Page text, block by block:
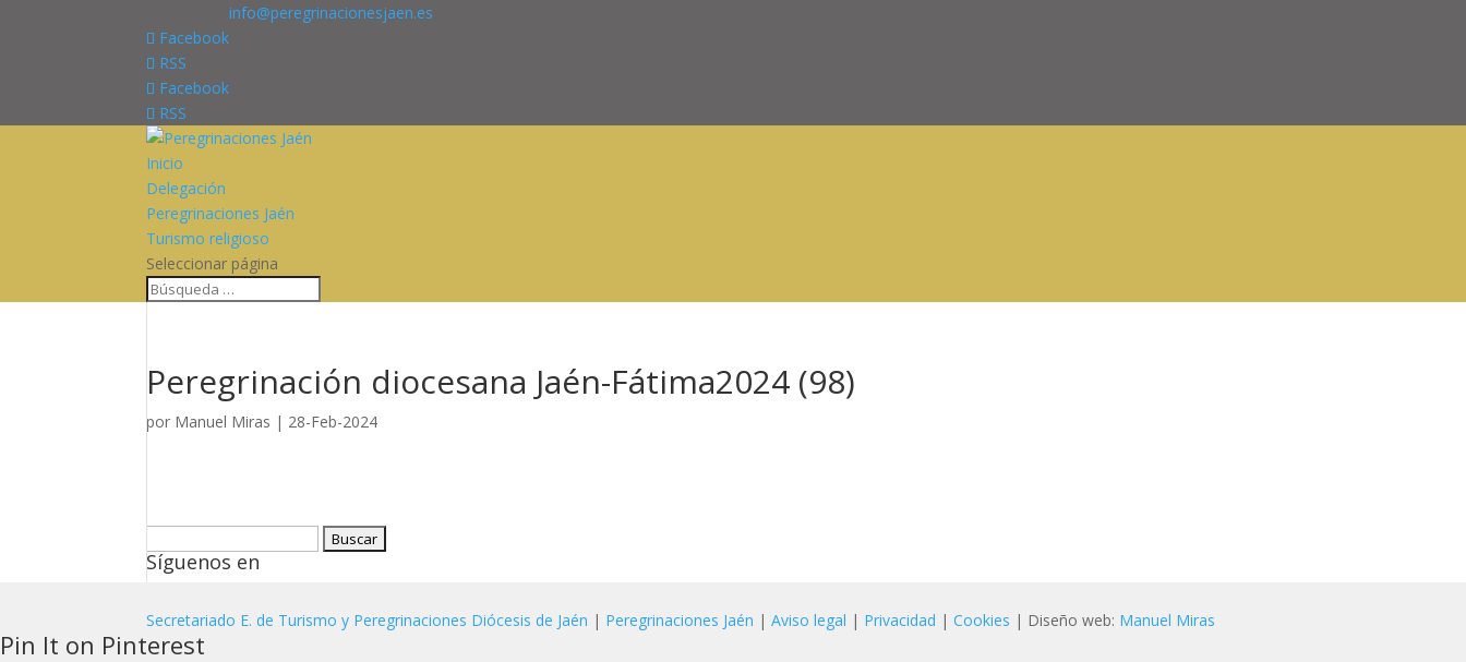
info@peregrinacionesjaen.es
Facebook
RSS
Facebook
RSS
Inicio
Delegación
Peregrinaciones Jaén
Turismo religioso
Seleccionar página
Peregrinación diocesana Jaén-Fátima2024 (98)
por Manuel Miras | 28-Feb-2024
Síguenos en
Secretariado E. de Turismo y Peregrinaciones Diócesis de Jaén | Peregrinaciones Jaén |Aviso legal | Privacidad |Cookies | Diseño web: Manuel Miras
Pin It on Pinterest